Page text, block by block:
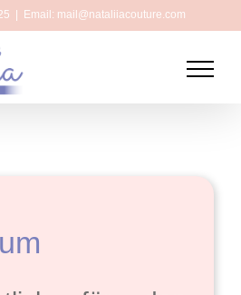
Email: mail@nataliiacouture.com